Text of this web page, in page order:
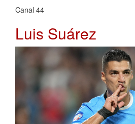
Canal 44
Luis Suárez